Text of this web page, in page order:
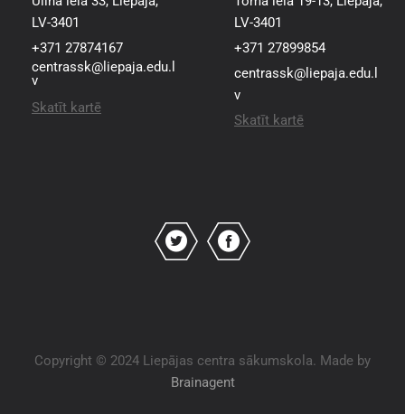
LV-3401
+371 27874167
centrassk@liepaja.edu.l
v
Skatīt kartē
LV-3401
+371 27899854
centrassk@liepaja.edu.l
v
Skatīt kartē
Copyright © 2024 Liepājas centra sākumskola. Made by
Brainagent